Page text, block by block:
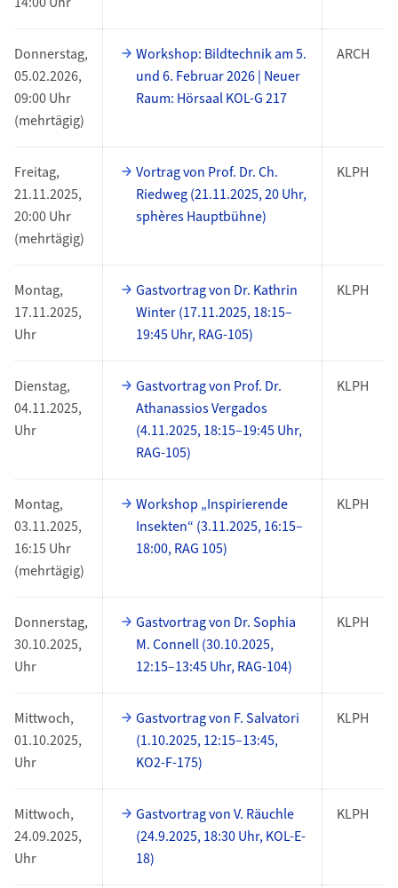
Donnerstag,
05.02.2026,
09:00 Uhr
(mehrtägig)
Workshop: Bildtechnik am 5.
und 6. Februar 2026 | Neuer
Raum: Hörsaal KOL-G 217
ARCH
Freitag,
21.11.2025,
20:00 Uhr
(mehrtägig)
Vortrag von Prof. Dr. Ch.
Riedweg (21.11.2025, 20 Uhr,
sphères Hauptbühne)
KLPH
Montag,
17.11.2025,
Uhr
Gastvortrag von Dr. Kathrin
Winter (17.11.2025, 18:15–
19:45 Uhr, RAG-105)
KLPH
Dienstag,
04.11.2025,
Uhr
Gastvortrag von Prof. Dr.
Athanassios Vergados
(4.11.2025, 18:15–19:45 Uhr,
RAG-105)
KLPH
Montag,
03.11.2025,
16:15 Uhr
(mehrtägig)
Workshop „Inspirierende
Insekten“ (3.11.2025, 16:15–
18:00, RAG 105)
KLPH
Donnerstag,
30.10.2025,
Uhr
Gastvortrag von Dr. Sophia
M. Connell (30.10.2025,
12:15–13:45 Uhr, RAG-104)
KLPH
Mittwoch,
01.10.2025,
Uhr
Gastvortrag von F. Salvatori
(1.10.2025, 12:15–13:45,
KO2-F-175)
KLPH
Mittwoch,
24.09.2025,
Uhr
Gastvortrag von V. Räuchle
(24.9.2025, 18:30 Uhr, KOL-E-
18)
KLPH